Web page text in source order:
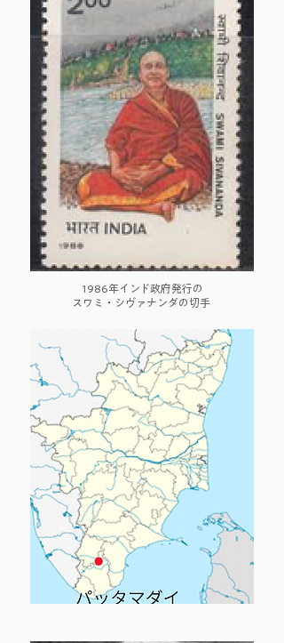
1986年インド政府発行の
スワミ・シヴァナンダの切手